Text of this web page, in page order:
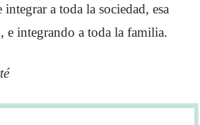
a toda la sociedad, esa
e integrando a toda la familia.